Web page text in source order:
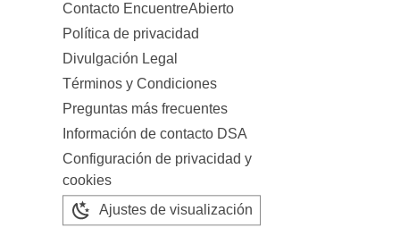
Contacto EncuentreAbierto
Política de privacidad
Divulgación Legal
Términos y Condiciones
Preguntas más frecuentes
Información de contacto DSA
Configuración de privacidad y
cookies
Ajustes de visualización